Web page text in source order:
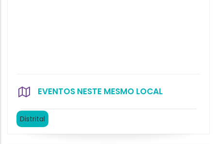
EVENTOS NESTE MESMO LOCAL
Distrital